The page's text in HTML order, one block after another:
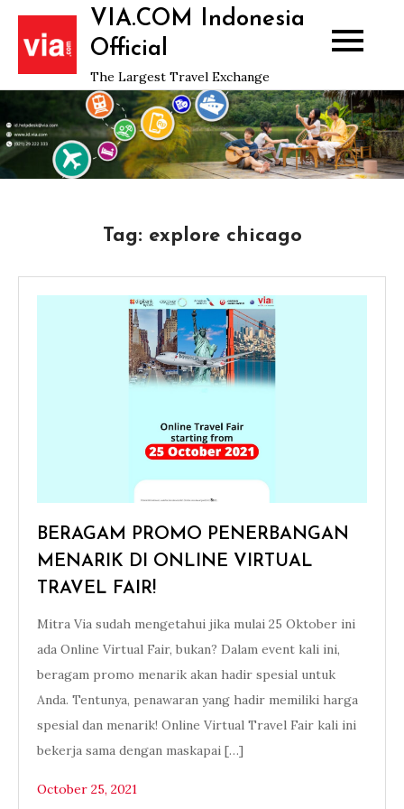
Skip
content
VIA.COM Indonesia
Official
The Largest Travel Exchange
Tag: explore chicago
BERAGAM PROMO PENERBANGAN
MENARIK DI ONLINE VIRTUAL
TRAVEL FAIR!
Mitra Via sudah mengetahui jika mulai 25 Oktober ini
ada Online Virtual Fair, bukan? Dalam event kali ini,
beragam promo menarik akan hadir spesial untuk
Anda. Tentunya, penawaran yang hadir memiliki harga
spesial dan menarik! Online Virtual Travel Fair kali ini
bekerja sama dengan maskapai […]
October 25, 2021